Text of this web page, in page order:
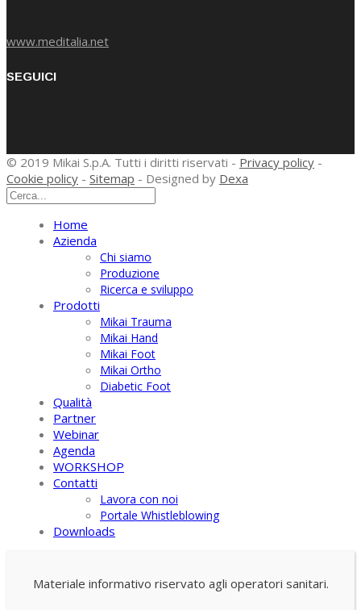
www.meditalia.net
SEGUICI
© 2019 Mikai S.p.A. Tutti i diritti riservati - Privacy policy -
Cookie policy - Sitemap - Designed by Dexa
Home
Azienda
Chi siamo
Produzione
Ricerca e sviluppo
Prodotti
Mikai Trauma
Mikai Hand
Mikai Foot
Mikai Ortho
Diabetic Foot
Qualità
Partner
Webinar
Agenda
WORKSHOP
Contatti
Lavora con noi
Portale Whistleblowing
Downloads
Materiale informativo riservato agli operatori sanitari.